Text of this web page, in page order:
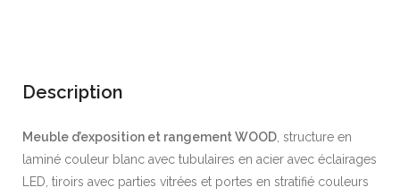
Description
Meuble d’exposition et rangement WOOD , structure en
laminé couleur blanc avec tubulaires en acier avec éclairages
LED, tiroirs avec parties vitrées et portes en stratifié couleurs